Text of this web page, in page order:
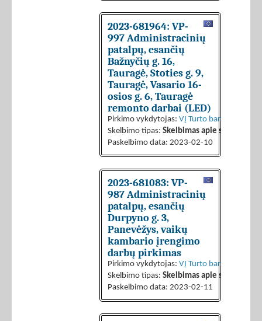
2023-681964: VP-
997 Administracinių
patalpų, esančių
Bažnyčių g. 16,
Tauragė, Stoties g. 9,
Tauragė, Vasario 16-
osios g. 6, Tauragė
remonto darbai (LED)
Pirkimo vykdytojas: VĮ Turto bankas
Skelbimo tipas: Skelbimas apie sutarties
Paskelbimo data: 2023-02-10
2023-681083: VP-
987 Administracinių
patalpų, esančių
Durpyno g. 3,
Panevėžys, vaikų
kambario įrengimo
darbų pirkimas
Pirkimo vykdytojas: VĮ Turto bankas
Skelbimo tipas: Skelbimas apie sutarties
Paskelbimo data: 2023-02-11